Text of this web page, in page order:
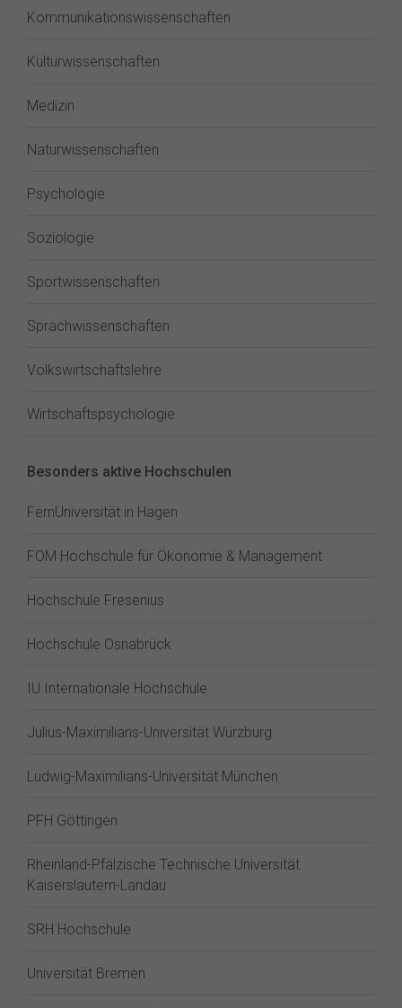
Kommunikationswissenschaften
Kulturwissenschaften
Medizin
Naturwissenschaften
Psychologie
Soziologie
Sportwissenschaften
Sprachwissenschaften
Volkswirtschaftslehre
Wirtschaftspsychologie
Besonders aktive Hochschulen
FernUniversität in Hagen
FOM Hochschule für Ökonomie & Management
Hochschule Fresenius
Hochschule Osnabrück
IU Internationale Hochschule
Julius-Maximilians-Universität Würzburg
Ludwig-Maximilians-Universität München
PFH Göttingen
Rheinland-Pfälzische Technische Universität
Kaiserslautern-Landau
SRH Hochschule
Universität Bremen